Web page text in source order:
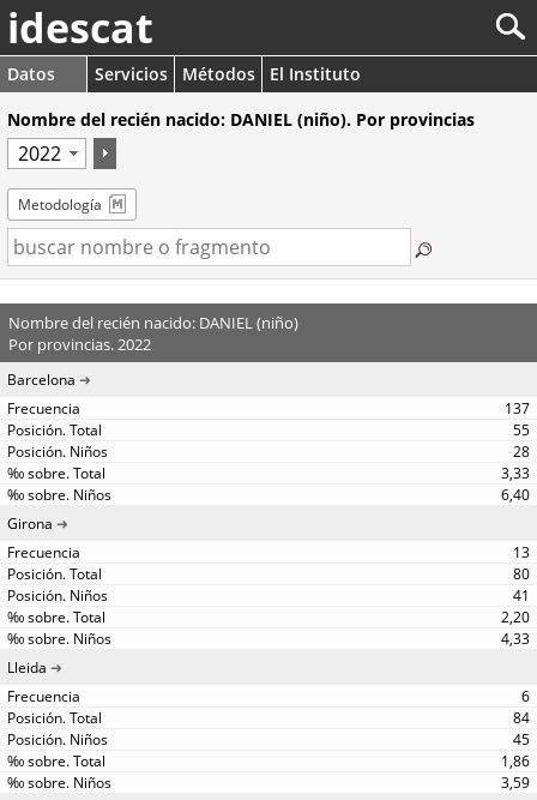
idescat
Datos Servicios Métodos
El Instituto
Nombre del recién nacido: DANIEL (niño). Por provincias
Metodología
Nombre del recién nacido: DANIEL (niño)
Por provincias. 2022
Barcelona
137
55
28
3,33
6,40
Girona
13
80
41
2,20
4,33
Lleida
6
84
45
1,86
3,59